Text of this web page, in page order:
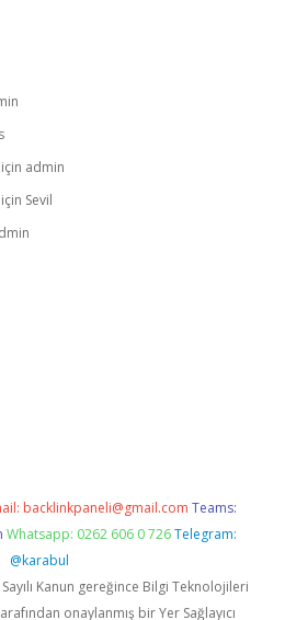
için admin
için Sevil
backlinkpaneli@gmail.com Teams:
Whatsapp: 0262 606 0 726 Telegram:
@karabul
Kanun gereğince Bilgi Teknolojileri
onaylanmış bir Yer Sağlayıcı